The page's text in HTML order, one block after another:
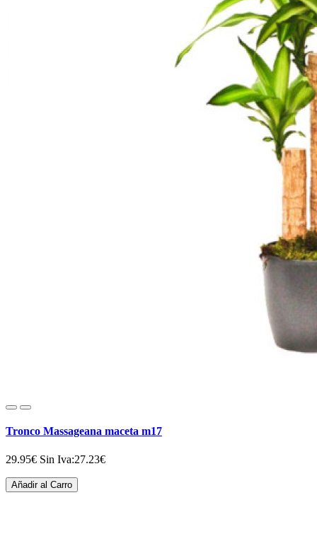
Tronco Massageana maceta m17
29.95€ Sin Iva:27.23€
Añadir al Carro